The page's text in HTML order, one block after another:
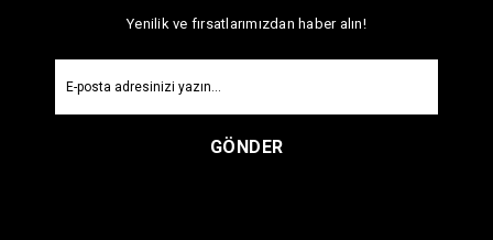
Yenilik ve fırsatlarımızdan haber alın!
GÖNDER